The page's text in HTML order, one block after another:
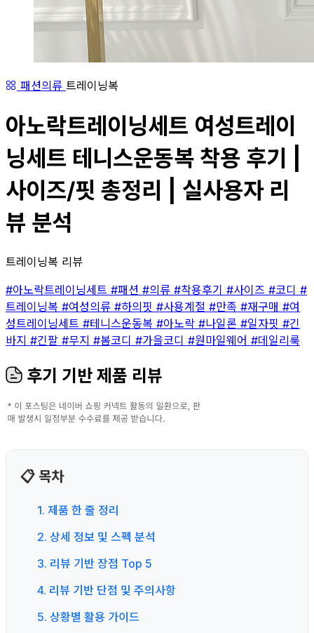
패션의류 트레이닝복
아노락트레이닝세트 여성트레이
닝세트 테니스운동복 착용 후기 |
사이즈/핏 총정리 | 실사용자 리
뷰 분석
트레이닝복 리뷰
#아노락트레이닝세트 #패션 #의류 #착용후기 #사이즈 #코디 #
트레이닝복 #여성의류 #하의핏 #사용계절 #만족 #재구매 #여
성트레이닝세트 #테니스운동복 #아노락 #나일론 #일자핏 #긴
바지 #긴팔 #무지 #봄코디 #가을코디 #원마일웨어 #데일리룩
후기 기반 제품 리뷰
📋 목차
1. 제품 한 줄 정리
2. 상세 정보 및 스펙 분석
3. 리뷰 기반 장점 Top 5
4. 리뷰 기반 단점 및 주의사항
5. 상황별 활용 가이드